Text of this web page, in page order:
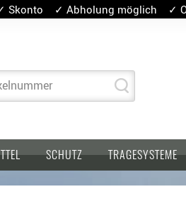
Skonto ✓ Abholung möglich ✓
SCHUTZ TRAGESYSTEME